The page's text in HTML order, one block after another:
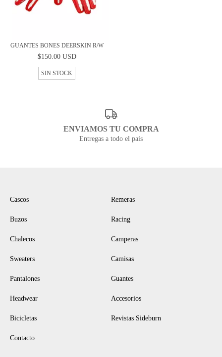
GUANTES BONES DEERSKIN R/W
$150.00 USD
SIN STOCK
ENVIAMOS TU COMPRA
Entregas a todo el país
Cascos Remeras
Buzos Racing
Chalecos Camperas
Sweaters Camisas
Pantalones Guantes
Headwear Accesorios
Bicicletas Revistas Sideburn
Contacto